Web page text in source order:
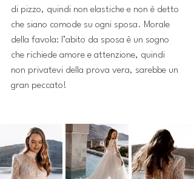
di pizzo, quindi non elastiche e non è detto
che siano comode su ogni sposa. Morale
della favola: l’abito da sposa è un sogno
che richiede amore e attenzione, quindi
non privatevi della prova vera, sarebbe un
gran peccato!